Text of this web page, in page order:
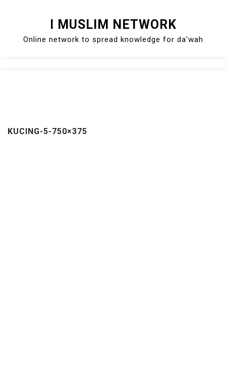
content
I MUSLIM NETWORK
Online network to spread knowledge for da'wah
KUCING-5-750×375